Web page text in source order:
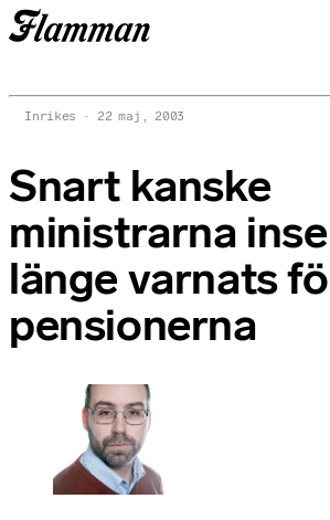
Inrikes 22 maj, 2003
Snart kanske
ministrarna
länge varnats
pensionerna